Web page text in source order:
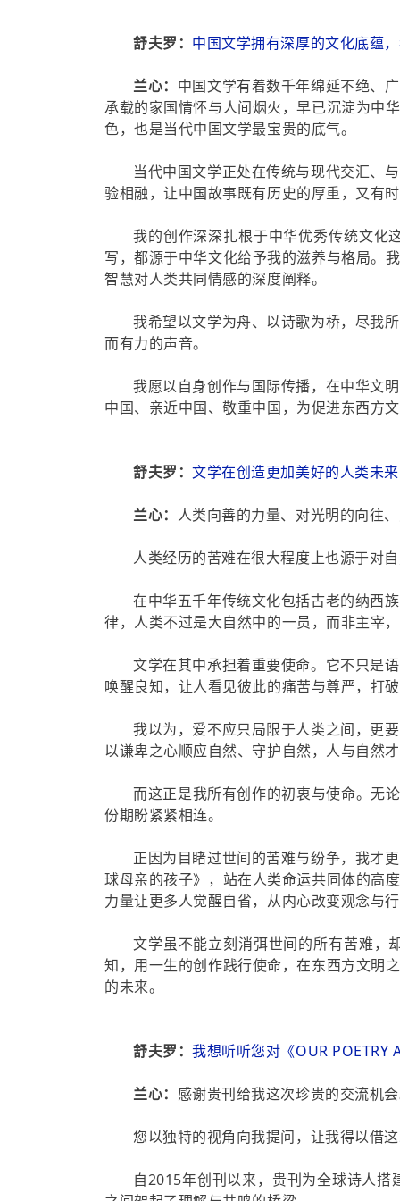
舒夫罗： 中国文学拥有深厚的文化底蕴
兰心： 中国文学有着数千年绵延不绝、
承载的家国情怀与人间烟火，早已沉淀为中
色，也是当代中国文学最宝贵的底气。
当代中国文学正处在传统与现代交汇、
验相融，让中国故事既有历史的厚重，又有
我的创作深深扎根于中华优秀传统文化
写，都源于中华文化给予我的滋养与格局。
智慧对人类共同情感的深度阐释。
我希望以文学为舟、以诗歌为桥，尽我
而有力的声音。
我愿以自身创作与国际传播，在中华文
中国、亲近中国、敬重中国，为促进东西方
舒夫罗：文学在创造更加美好的人类未
兰心： 人类向善的力量、对光明的向往
人类经历的苦难在很大程度上也源于对
在中华五千年传统文化包括古老的纳西
律，人类不过是大自然中的一员，而非主宰
文学在其中承担着重要使命。它不只是
唤醒良知，让人看见彼此的痛苦与尊严，打
我以为，爱不应只局限于人类之间，更
以谦卑之心顺应自然、守护自然，人与自然
而这正是我所有创作的初衷与使命。无
份期盼紧紧相连。
正因为目睹过世间的苦难与纷争，我才
球母亲的孩子》，站在人类命运共同体的高
力量让更多人觉醒自省，从内心改变观念与
文学虽不能立刻消弭世间的所有苦难，
知，用一生的创作践行使命，在东西方文明
的未来。
舒夫罗：我想听听您对《OUR POETRY
兰心： 感谢贵刊给我这次珍贵的交流机
您以独特的视角向我提问，让我得以借
自2015年创刊以来，贵刊为全球诗人